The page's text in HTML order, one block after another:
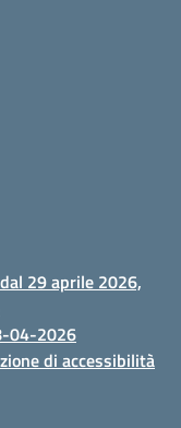
29 aprile 2026,
04-2026
di accessibilità